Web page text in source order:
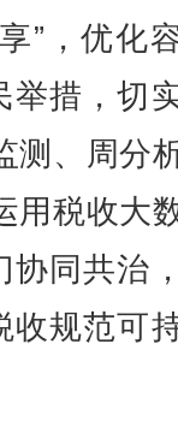
”，优化
举措，切
测、周分
用税收大
协同共治
收规范可